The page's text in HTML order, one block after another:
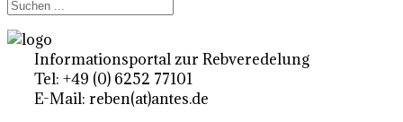
Informationsportal zur Rebveredelung
Tel: +49 (0) 6252 77101
E-Mail: reben(at)antes.de